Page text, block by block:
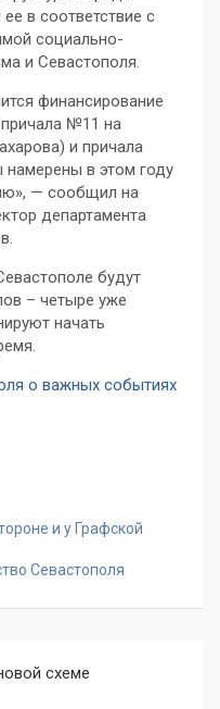
в соответствие с
социально-
и Севастополя.
финансирование
причала №11 на
и причала
в этом году
— сообщил на
департамента
будут
– четыре уже
начать
о важных событиях
и у Графской
Севастополя
схеме